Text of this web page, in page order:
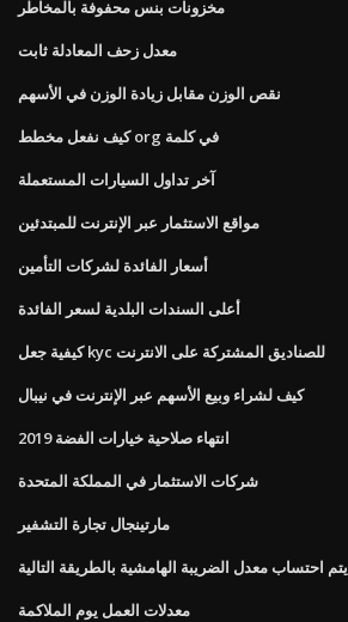
مخزونات بنس محفوفة بالمخاطر
معدل زحف المعادلة ثابت
نقص الوزن مقابل زيادة الوزن في الأسهم
كيف نفعل مخطط org في كلمة
آخر تداول السيارات المستعملة
مواقع الاستثمار عبر الإنترنت للمبتدئين
أسعار الفائدة لشركات التأمين
أعلى السندات البلدية لسعر الفائدة
كيفية جعل kyc للصناديق المشتركة على الانترنت
كيف لشراء وبيع الأسهم عبر الإنترنت في نيبال
انتهاء صلاحية خيارات الفضة 2019
شركات الاستثمار في المملكة المتحدة
مارتينجال تجارة التشفير
يتم احتساب معدل الضريبة الهامشية بالطريقة التالية
معدلات العمل يوم الملاكمة